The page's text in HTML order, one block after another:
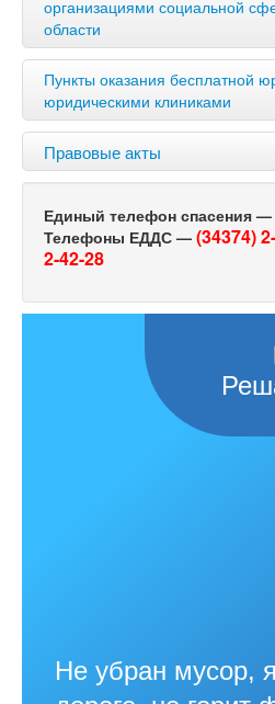
организациями социальной
области
Пункты оказания бесплатной
юридическими клиниками
Правовые акты
Единый телефон спасения —
Телефоны ЕДДС — (34374)
2-42-28
Не убран мусор,